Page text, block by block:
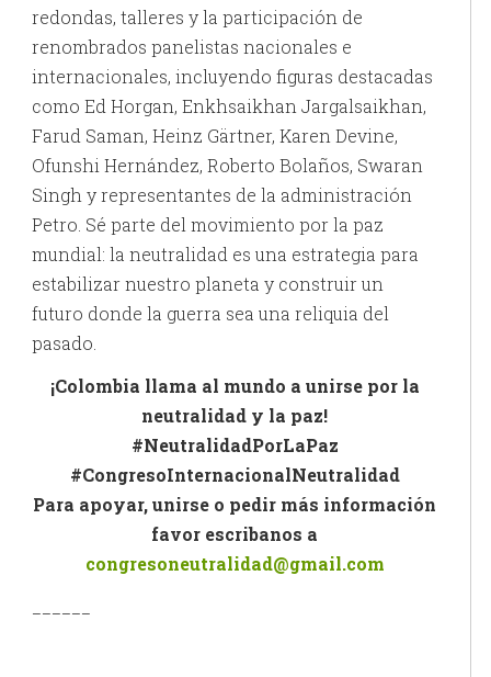
redondas, talleres y la participación de
renombrados panelistas nacionales e
internacionales, incluyendo figuras destacadas
como Ed Horgan, Enkhsaikhan Jargalsaikhan,
Farud Saman, Heinz Gärtner, Karen Devine,
Ofunshi Hernández, Roberto Bolaños, Swaran
Singh y representantes de la administración
Petro. Sé parte del movimiento por la paz
mundial: la neutralidad es una estrategia para
estabilizar nuestro planeta y construir un
futuro donde la guerra sea una reliquia del
pasado.
¡Colombia llama al mundo a unirse por la
neutralidad y la paz!
#NeutralidadPorLaPaz
#CongresoInternacionalNeutralidad
Para apoyar, unirse o pedir más información
favor escribanos a
congresoneutralidad@gmail.com